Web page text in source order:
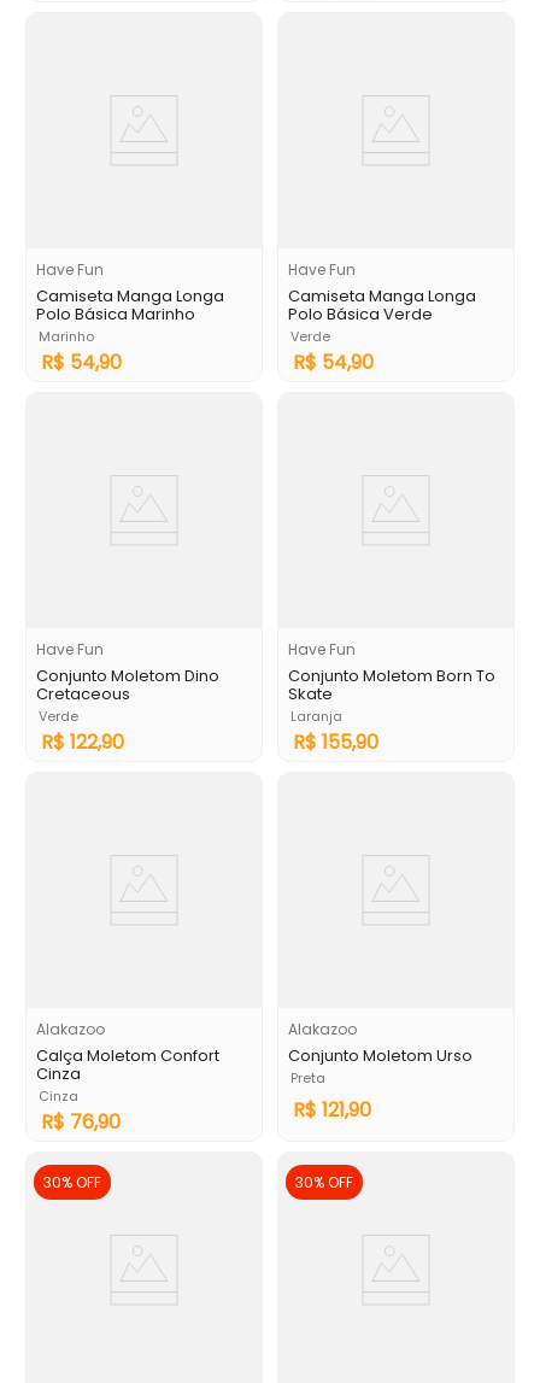
Have Fun
Camiseta Manga Longa
Polo Básica Marinho
Marinho
R$ 54,90
Have Fun
Camiseta Manga Longa
Polo Básica Verde
Verde
R$ 54,90
Have Fun
Conjunto Moletom Dino
Cretaceous
Verde
R$ 122,90
Have Fun
Conjunto Moletom Born To
Skate
Laranja
R$ 155,90
Alakazoo
Calça Moletom Confort
Cinza
Cinza
R$ 76,90
Alakazoo
Conjunto Moletom Urso
Preta
R$ 121,90
30%OFF 30%OFF